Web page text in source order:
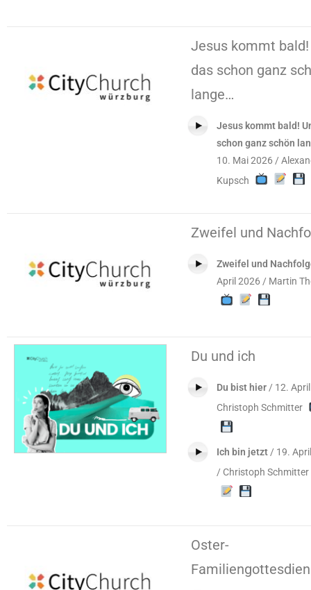
Jesus kommt bald!
das schon ganz
lange…
Jesus kommt bald!
schon ganz schön
10. Mai 2026 /
Kupsch
Zweifel und
Zweifel und
April 2026 / Martin
Du und ich
Du bist hier / 12.
Christoph Schmitter
Ich bin jetzt / 19.
/ Christoph Schmitter
Oster-